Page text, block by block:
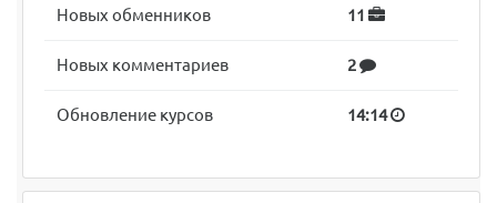
Новых обменников 11
Новых комментариев 2
Обновление курсов 14:14